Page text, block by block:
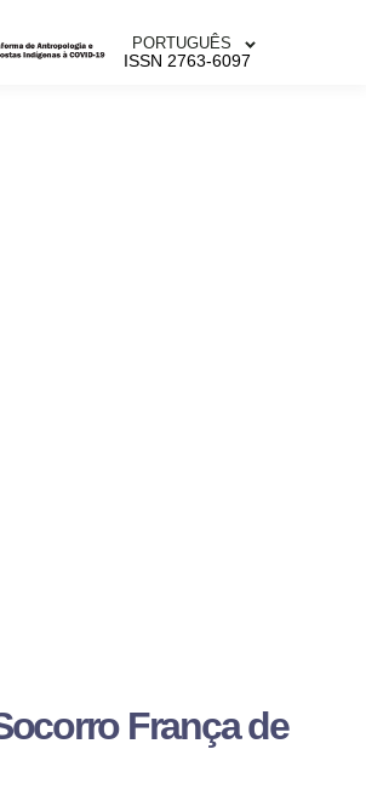
PORTUGUÊS
ISSN 2763-6097
França de